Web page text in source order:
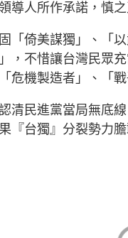
導人所作承諾，慎
「倚美謀獨」、「
，不惜讓台灣民眾
危機製造者」、「
清民進黨當局無底
『台獨』分裂勢力